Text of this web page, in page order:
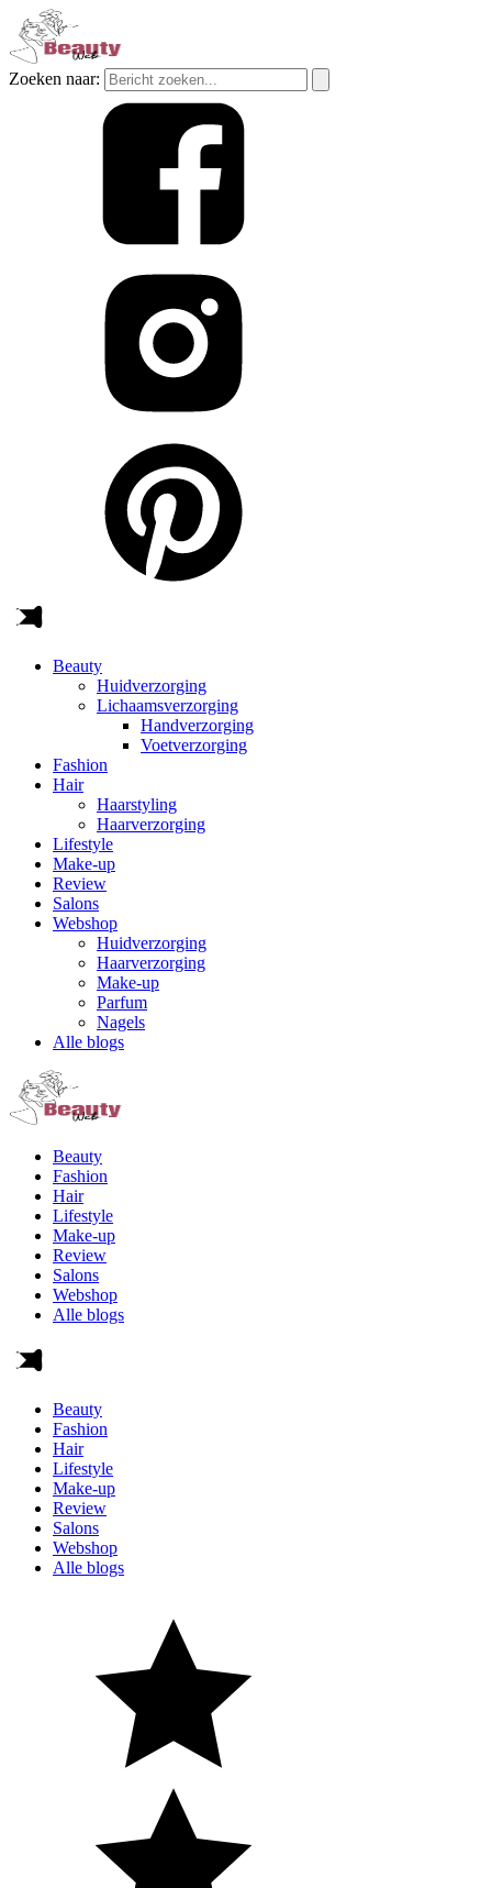
Zoeken naar:
Beauty
Huidverzorging
Lichaamsverzorging
Handverzorging
Voetverzorging
Fashion
Hair
Haarstyling
Haarverzorging
Lifestyle
Make-up
Review
Salons
Webshop
Huidverzorging
Haarverzorging
Make-up
Parfum
Nagels
Alle blogs
Beauty
Fashion
Hair
Lifestyle
Make-up
Review
Salons
Webshop
Alle blogs
Beauty
Fashion
Hair
Lifestyle
Make-up
Review
Salons
Webshop
Alle blogs